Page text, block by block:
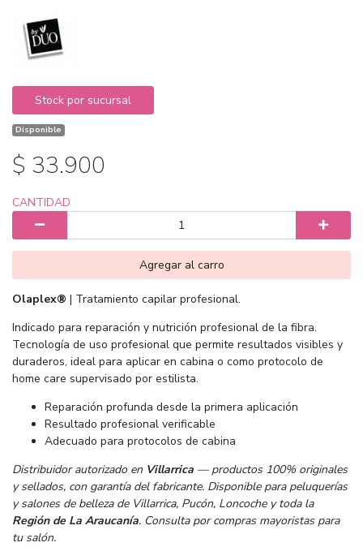
Stock por sucursal
Disponible
$ 33.900
CANTIDAD
Agregar al carro
Olaplex® | Tratamiento capilar profesional.
Indicado para reparación y nutrición profesional de la fibra.
Tecnología de uso profesional que permite resultados visibles y
duraderos, ideal para aplicar en cabina o como protocolo de
home care supervisado por estilista.
Reparación profunda desde la primera aplicación
Resultado profesional verificable
Adecuado para protocolos de cabina
Distribuidor autorizado en Villarrica — productos 100% originales
y sellados, con garantía del fabricante. Disponible para peluquerías
y salones de belleza de Villarrica, Pucón, Loncoche y toda la
Región de La Araucanía. Consulta por compras mayoristas para
tu salón.